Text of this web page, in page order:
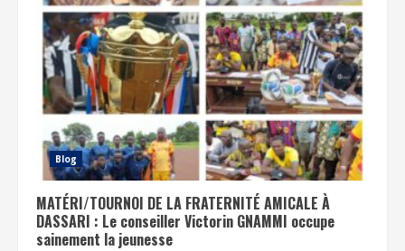
Blog
MATÉRI/TOURNOI DE LA FRATERNITÉ AMICALE À
DASSARI : Le conseiller Victorin GNAMMI occupe
sainement la jeunesse